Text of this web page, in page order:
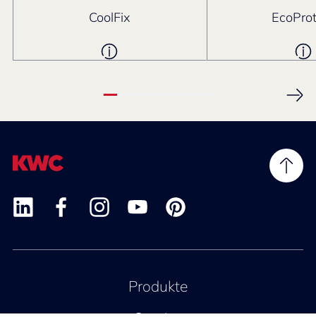
CoolFix
Produkte